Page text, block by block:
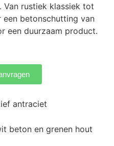
Van rustiek klassiek tot
een betonschutting van
een duurzaam product.